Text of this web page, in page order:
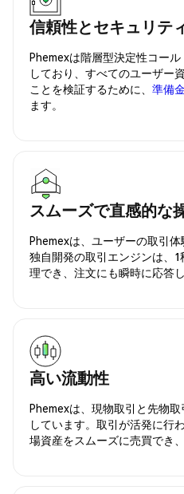
信頼性とセキュリテ
Phemexは階層型決定性コー
しており、すべてのユーザー
ことを検証するために、 準備
ます。
スムーズで直感的な
Phemexは、ユーザーの取引体
独自開発の取引エンジンは、
理でき、注文にも瞬時に応答し
高い流動性
Phemexは、現物取引と先物
しています。取引が活発に行
場資産をスムーズに売買でき